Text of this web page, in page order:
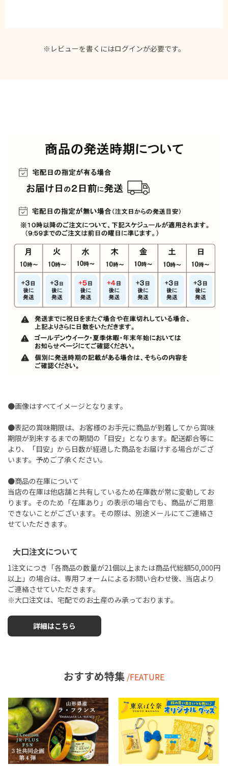
※レビューを書くにはログインが必要です。
●画像はすべてイメージとなります。
●表記の賞味期限は、お客様のお手元に商品が到着してから賞味
期限が到来するまでの期間の「目安」となります。配送都合等に
より、「目安」から日数が経過した商品をお届けする場合がござ
います。予めご了承ください。
●商品の在庫について
当店の在庫は他店舗と共有しているため在庫数が常に変動してお
ります。そのため「在庫あり」の表示の場合でも、商品がご用意
できないことがございます。その際は、別途メールにてご連絡さ
せていただきます。
大口注文について
1注文につき「各商品の数量が21個以上または商品代総額50,000円
以上」の場合は、専用フォームによるお問い合わせ後、当店より
ご連絡させていただきます。
※大口注文は、宅配でのお土産のみ承っております。
詳細はこちら
おすすめ特集 /FEATURE